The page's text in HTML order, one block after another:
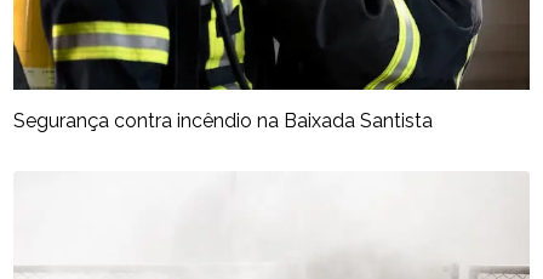
Segurança contra incêndio na Baixada Santista